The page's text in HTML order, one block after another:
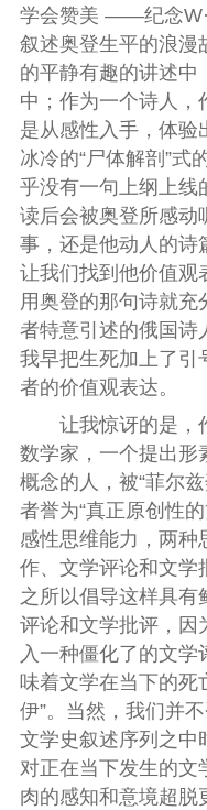
学会赞美 ——纪念
叙述奥登生平的浪漫
的平静有趣的讲述中
中；作为一个诗人，
是从感性入手，体验
冰冷的“尸体解剖”式
乎没有一句上纲上线
读后会被奥登所感动
事，还是他动人的诗
让我们找到他价值观
用奥登的那句诗就
者特意引述的俄国诗
我早把生死加上了引
者的价值观表达。
让我惊讶的是，
数学家，一个提出形
概念的人，被“菲尔
者誉为“真正原创性
感性思维能力，两种
作、文学评论和文学
之所以倡导这样具有
评论和文学批评，因
入一种僵化了的文
味着文学在当下的死
伊”。当然，我们并
文学史叙述序列之中
对正在当下发生的文
肉的感知和意境超